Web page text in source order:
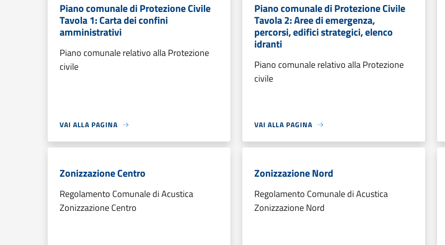
Piano comunale di Protezione Civile
Tavola 1: Carta dei confini
amministrativi
Piano comunale relativo alla Protezione
civile
VAI ALLA PAGINA
Piano comunale di Protezione Civile
Tavola 2: Aree di emergenza,
percorsi, edifici strategici, elenco
idranti
Piano comunale relativo alla Protezione
civile
VAI ALLA PAGINA
Zonizzazione Centro
Regolamento Comunale di Acustica
Zonizzazione Centro
Zonizzazione Nord
Regolamento Comunale di Acustica
Zonizzazione Nord